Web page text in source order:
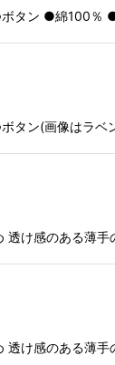
ボタン ●綿
ボタン(画像
透け感のあ
透け感のあ